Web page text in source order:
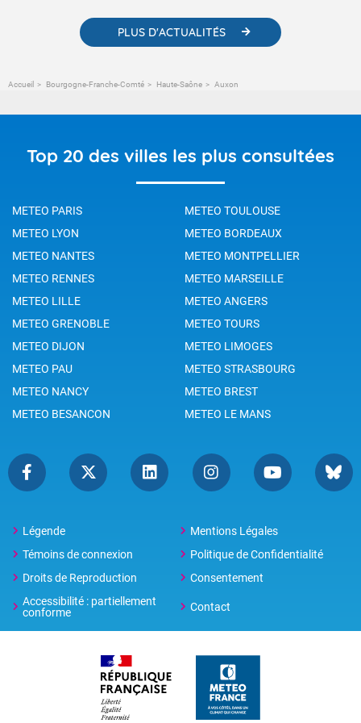
PLUS D'ACTUALITÉS
Accueil Bourgogne-Franche-Comté Haute-Saône Auxon
Top 20 des villes les plus consultées
METEO PARIS
METEO TOULOUSE
METEO LYON
METEO BORDEAUX
METEO NANTES
METEO MONTPELLIER
METEO RENNES
METEO MARSEILLE
METEO LILLE
METEO ANGERS
METEO GRENOBLE
METEO TOURS
METEO DIJON
METEO LIMOGES
METEO PAU
METEO STRASBOURG
METEO NANCY
METEO BREST
METEO BESANCON
METEO LE MANS
Légende
Mentions Légales
Témoins de connexion
Politique de Confidentialité
Droits de Reproduction
Consentement
Accessibilité : partiellement
conforme
Contact